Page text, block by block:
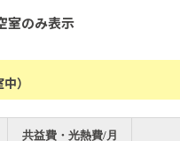
室のみ表示
）
共益費・光熱費/月